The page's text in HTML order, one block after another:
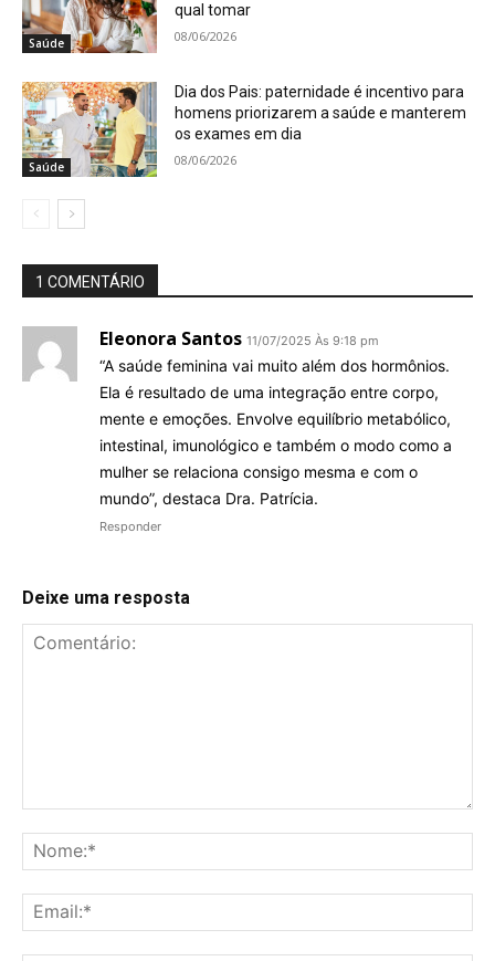
Saúde
qual tomar
08/06/2026
Saúde
Dia dos Pais: paternidade é incentivo para
homens priorizarem a saúde e manterem
os exames em dia
08/06/2026
1 COMENTÁRIO
Eleonora Santos 11/07/2025 Às 9:18 pm
“A saúde feminina vai muito além dos hormônios.
Ela é resultado de uma integração entre corpo,
mente e emoções. Envolve equilíbrio metabólico,
intestinal, imunológico e também o modo como a
mulher se relaciona consigo mesma e com o
mundo”, destaca Dra. Patrícia.
Responder
Deixe uma resposta